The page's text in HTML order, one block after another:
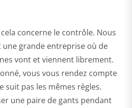
concerne le contrôle. Nous
grande entreprise où de
vont et viennent librement.
vous vous rendez compte
suit pas les mêmes règles.
une paire de gants pendant